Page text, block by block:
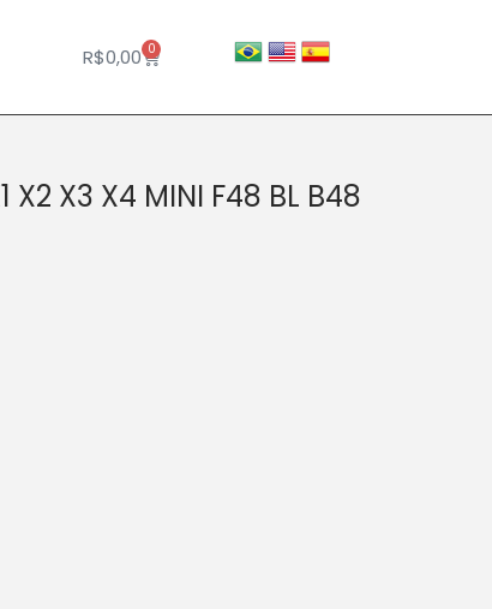
R$0,00 0
X2 X3 X4 MINI F48 BL B48